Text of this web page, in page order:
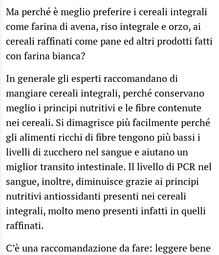
Ma perché è meglio preferire i cereali integrali
come farina di avena, riso integrale e orzo, ai
cereali raffinati come pane ed altri prodotti fatti
con farina bianca?
In generale gli esperti raccomandano di
mangiare cereali integrali, perché conservano
meglio i principi nutritivi e le fibre contenute
nei cereali. Si dimagrisce più facilmente perché
gli alimenti ricchi di fibre tengono più bassi i
livelli di zucchero nel sangue e aiutano un
miglior transito intestinale. Il livello di PCR nel
sangue, inoltre, diminuisce grazie ai principi
nutritivi antiossidanti presenti nei cereali
integrali, molto meno presenti infatti in quelli
raffinati.
C’è una raccomandazione da fare: leggere bene